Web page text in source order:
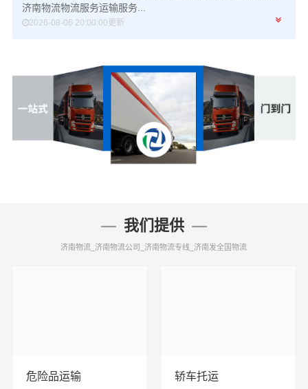
济南物流物流服务运输服务...
2026-08-06 20:00:00更新
我们提供
济南物流_济南物流公司_济南物流专线_济南发全国物流
危险品运输 轿车托运